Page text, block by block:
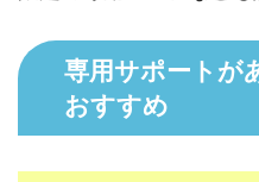
専用サポートが
おすすめ